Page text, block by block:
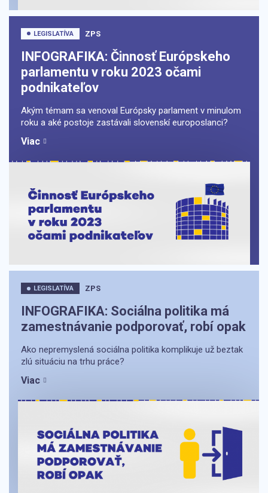
LEGISLATÍVA ZPS
INFOGRAFIKA: Činnosť Európskeho
parlamentu v roku 2023 očami
podnikateľov
Akým témam sa venoval Európsky parlament v minulom
roku a aké postoje zastávali slovenskí europoslanci?
Viac
LEGISLATÍVA ZPS
INFOGRAFIKA: Sociálna politika má
zamestnávanie podporovať, robí opak
Ako nepremyslená sociálna politika komplikuje už beztak
zlú situáciu na trhu práce?
Viac